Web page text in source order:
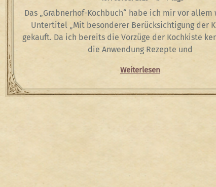
Das „Grabnerhof-Kochbuch“ habe ich mir vor allem
Untertitel „Mit besonderer Berücksichtigung der
gekauft. Da ich bereits die Vorzüge der Kochkiste
die Anwendung Rezepte und
Weiterlesen